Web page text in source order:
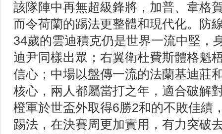
該隊陣中再無超級鋒將，加普、韋格
而令荷蘭的踢法更整體和現代化。防
34歲的雲迪積克仍是世界一流中堅，
迪尹同樣出眾；右翼衛杜費斯體格魁
信心；中場以盤傳一流的法蘭基迪莊
核心，兩人都屬當打之年，適合破解
橙軍於世盃外取得6勝2和的不敗佳績
踢法，在決賽周更加實用，有力突破